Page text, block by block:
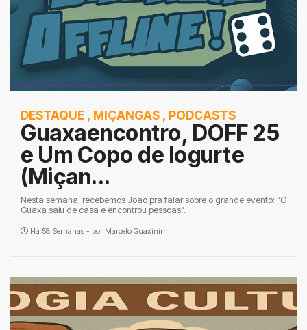
DESTAQUE , MIÇANGAS , PODCASTS
Guaxaencontro, DOFF 25
e Um Copo de Iogurte
(Miçan...
Nesta semana, recebemos João pra falar sobre o grande evento: “O
Guaxa saiu de casa e encontrou pessoas”.
Há 58 Semanas - por Marcelo Guaxinim